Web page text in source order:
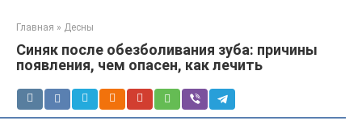
Главная » Десны
Синяк после обезболивания зуба: причины
появления, чем опасен, как лечить